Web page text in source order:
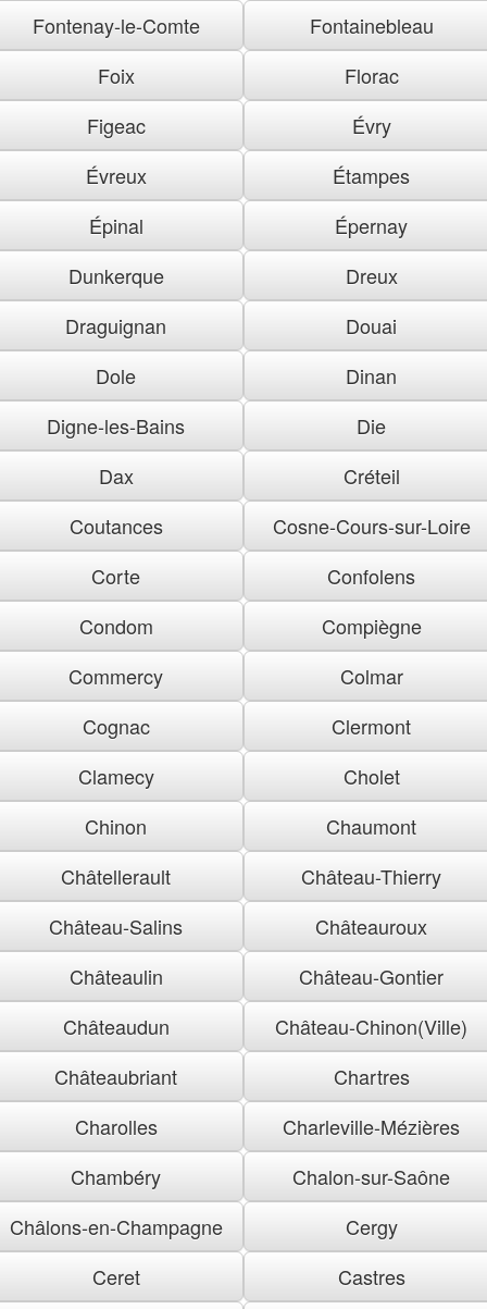
Fontenay-le-Comte
Fontainebleau
Foix
Florac
Figeac
Évry
Évreux
Étampes
Épinal
Épernay
Dunkerque
Dreux
Draguignan
Douai
Dole
Dinan
Digne-les-Bains
Die
Dax
Créteil
Coutances
Cosne-Cours-sur-Loire
Corte
Confolens
Condom
Compiègne
Commercy
Colmar
Cognac
Clermont
Clamecy
Cholet
Chinon
Chaumont
Châtellerault
Château-Thierry
Château-Salins
Châteauroux
Châteaulin
Château-Gontier
Châteaudun
Château-Chinon(Ville)
Châteaubriant
Chartres
Charolles
Charleville-Mézières
Chambéry
Chalon-sur-Saône
Châlons-en-Champagne
Cergy
Ceret
Castres